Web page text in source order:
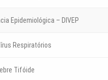
Epidemiológica – DIVEP
Respiratórios
Tifóide